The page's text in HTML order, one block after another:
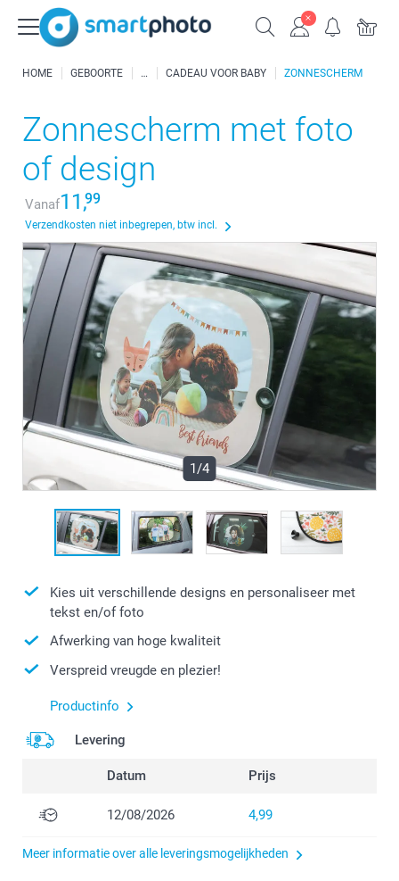
HOME GEBOORTE CADEAU VOOR BABY ZONNESCHERM
Zonnescherm met foto
of design
Vanaf11,99
Verzendkosten niet inbegrepen, btw incl.
1/4
Kies uit verschillende designs en personaliseer met
tekst en/of foto
Afwerking van hoge kwaliteit
Verspreid vreugde en plezier!
Productinfo
Levering
Datum Prijs
12/08/2026 4,99
Meer informatie over alle leveringsmogelijkheden